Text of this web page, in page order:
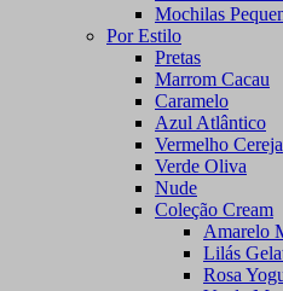
Mochilas
Por Estilo
Pretas
Marrom Cacau
Caramelo
Azul Atlântico
Vermelho Cereja
Verde Oliva
Nude
Coleção Cream
Amarelo
Lilás
Rosa